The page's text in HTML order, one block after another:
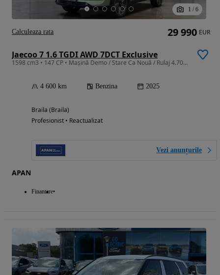
1 / 6
Jaecoo 7 1.6 TGDI AWD 7DCT Exclusive
1598 cm3 • 147 CP • Mașină Demo / Stare Ca Nouă / Rulaj 4.700 km / TVA Deductibil
4 600 km Benzina 2025
Braila (Braila)
Profesionist • Reactualizat
Vezi anunțurile
APAN
Finantare
29 990 EUR
Calculeaza rata